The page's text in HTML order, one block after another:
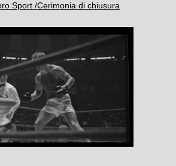
Sport /Cerimonia di chiusura